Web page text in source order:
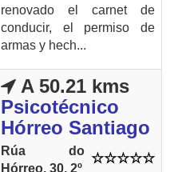
renovado el carnet de
conducir, el permiso de
armas y hech...
A 50.21 kms
Psicotécnico
Hórreo Santiago
Rúa do
Hórreo, 30, 2º